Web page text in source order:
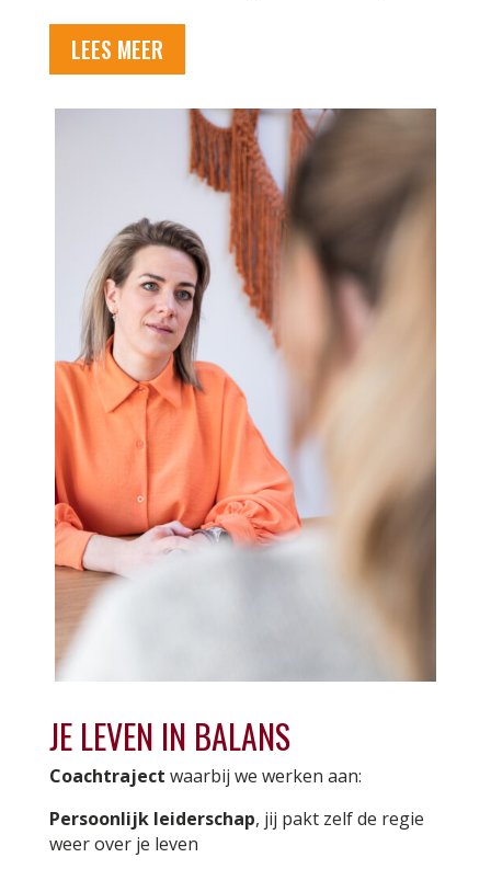
LEES MEER
JE LEVEN IN BALANS
Coachtraject waarbij we werken aan:
Persoonlijk leiderschap, jij pakt zelf de regie
weer over je leven